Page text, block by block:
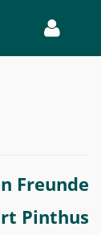
Freunde
Pinthus